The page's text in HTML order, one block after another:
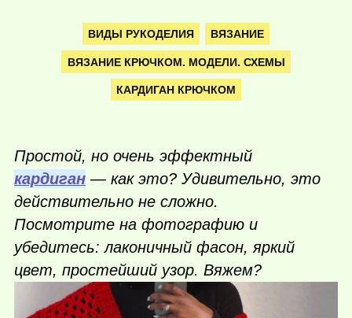
ВИДЫ РУКОДЕЛИЯ ВЯЗАНИЕ
ВЯЗАНИЕ КРЮЧКОМ. МОДЕЛИ. СХЕМЫ
КАРДИГАН КРЮЧКОМ
Простой, но очень эффектный
кардиган — как это? Удивительно, это
действительно не сложно.
Посмотрите на фотографию и
убедитесь: лаконичный фасон, яркий
цвет, простейший узор. Вяжем?